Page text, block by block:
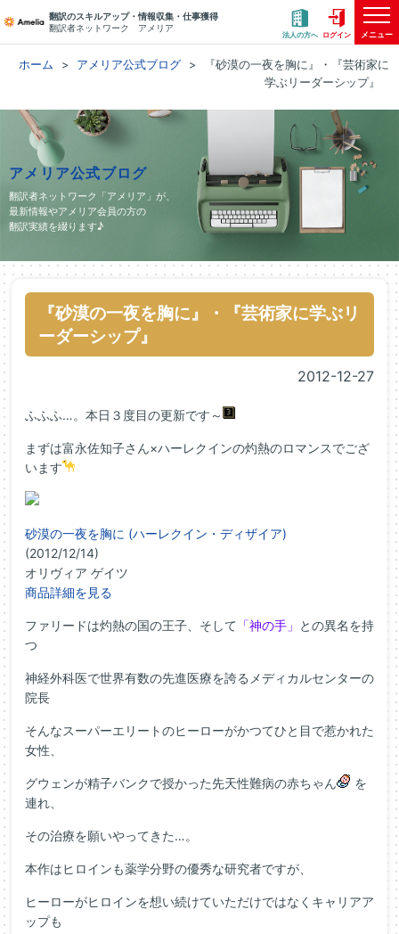
翻訳のスキルアップ・情報収集・仕事獲得
翻訳者ネットワーク アメリア
法人の方へ ログイン メニュー
ホーム アメリア公式ブログ
『砂漠の一夜を胸に』・『芸術家に
学ぶリーダーシップ』
アメリア公式ブログ
翻訳者ネットワーク「アメリア」が、
最新情報やアメリア会員の方の
翻訳実績を綴ります♪
『砂漠の一夜を胸に』・『芸術家に学ぶリ
ーダーシップ』
2012-12-27
ふふふ…。本日３度目の更新です～
まずは富永佐知子さん×ハーレクインの灼熱のロマンスでござ
います
砂漠の一夜を胸に (ハーレクイン・ディザイア)
(2012/12/14)
オリヴィア ゲイツ
商品詳細を見る
ファリードは灼熱の国の王子、そして 「神の手」 との異名を持
つ
神経外科医で世界有数の先進医療を誇るメディカルセンターの
院長
そんなスーパーエリートのヒーローがかつてひと目で惹かれた
女性、
グウェンが精子バンクで授かった先天性難病の赤ちゃん
を
連れ、
その治療を願いやってきた…。
本作はヒロインも薬学分野の優秀な研究者ですが、
ヒーローがヒロインを想い続けていただけではなくキャリアア
ップも